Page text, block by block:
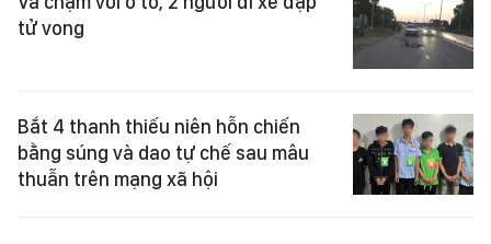
tử vong
Bắt 4 thanh thiếu niên hỗn chiến
bằng súng và dao tự chế sau mâu
thuẫn trên mạng xã hội